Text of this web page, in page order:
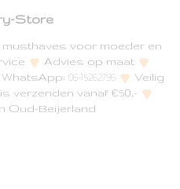
Store
musthaves voor moeder en
Advies op maat
06-15262796
Veilig
verzenden vanaf €50,-
Oud-Beijerland